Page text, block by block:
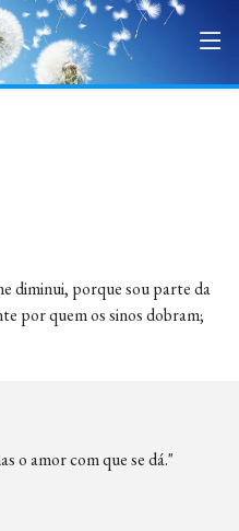
diminui, porque sou parte da
por quem os sinos dobram;
o amor com que se dá."